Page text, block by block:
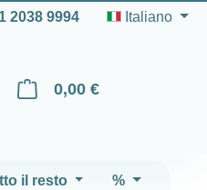
2038 9994 Italiano
0,00 €
Il carrello contiene 0
il resto %